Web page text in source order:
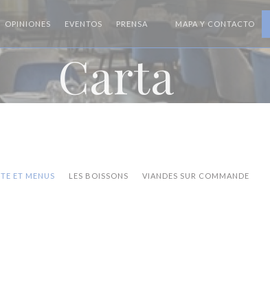
OPINIONES EVENTOS PRENSA MAPA Y CONTACTO
Carta
ET MENUS LES BOISSONS VIANDES SUR COMMANDE